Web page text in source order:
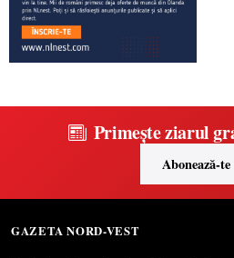
Primește ziarul
Abonează-te
GAZETA NORD-VEST